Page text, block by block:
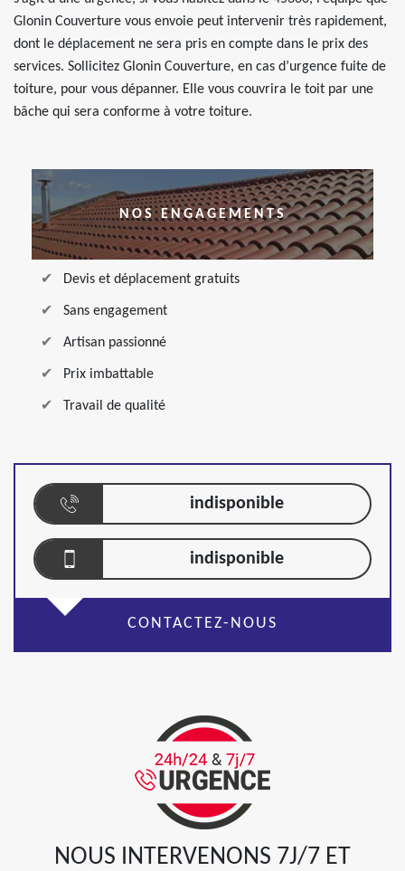
Glonin Couverture vous envoie peut intervenir très rapidement,
dont le déplacement ne sera pris en compte dans le prix des
services. Sollicitez Glonin Couverture, en cas d’urgence fuite de
toiture, pour vous dépanner. Elle vous couvrira le toit par une
bâche qui sera conforme à votre toiture.
NOS ENGAGEMENTS
Devis et déplacement gratuits
Sans engagement
Artisan passionné
Prix imbattable
Travail de qualité
indisponible
indisponible
CONTACTEZ-NOUS
NOUS INTERVENONS 7J/7 ET